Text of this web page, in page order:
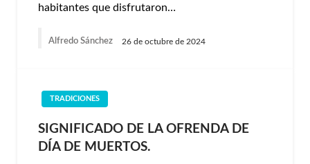
habitantes que disfrutaron…
Alfredo Sánchez 26 de octubre de 2024
TRADICIONES
SIGNIFICADO DE LA OFRENDA DE
DÍA DE MUERTOS.